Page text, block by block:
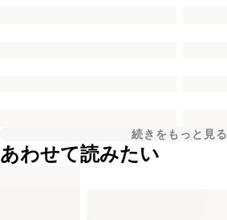
続きをもっと見る
あわせて読みたい